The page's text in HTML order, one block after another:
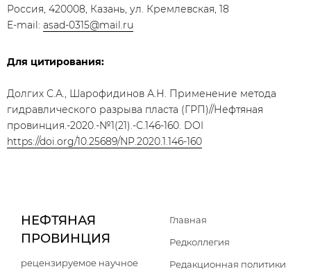
Россия, 420008, Казань, ул. Кремлевская, 18
E-mail: asad-0315@mail.ru
Для цитирования:
Долгих С.А., Шарофидинов А.Н. Применение метода
гидравлического разрыва пласта (ГРП)//Нефтяная
провинция.-2020.-№1(21).-С.146-160. DOI
https://doi.org/10.25689/NP.2020.1.146-160
НЕФТЯНАЯ
ПРОВИНЦИЯ
рецензируемое научное
Главная
Редколлегия
Редакционная политики